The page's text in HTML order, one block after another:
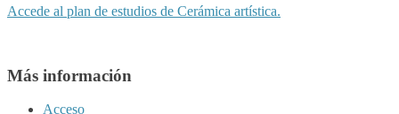
Accede al plan de estudios de Cerámica artística.
Más información
Acceso